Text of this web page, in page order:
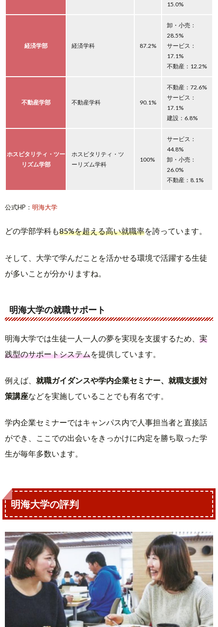
15.0%
経済学部 経済学科 87.2%
卸・小売：
28.5%
サービス：
17.1%
不動産：12.2%
不動産学部 不動産学科 90.1%
不動産：72.6%
サービス：
17.1%
建設：6.8%
ホスピタリティ・ツー
リズム学部
ホスピタリティ・ツ
ーリズム学科
100%
サービス：
44.8%
卸・小売：
26.0%
不動産：8.1%
公式HP： 明海大学
どの学部学科も85%を超える高い就職率を誇っています。
そして、大学で学んだことを活かせる環境で活躍する生徒
が多いことが分かりますね。
明海大学の就職サポート
明海大学では生徒一人一人の夢を実現を支援するため、 実
践型のサポートシステムを提供しています。
例えば、 就職ガイダンスや学内企業セミナー、就職支援対
策講座などを実施していることでも有名です。
学内企業セミナーではキャンパス内で人事担当者と直接話
ができ、ここでの出会いをきっかけに内定を勝ち取った学
生が毎年多数います。
明海大学の評判